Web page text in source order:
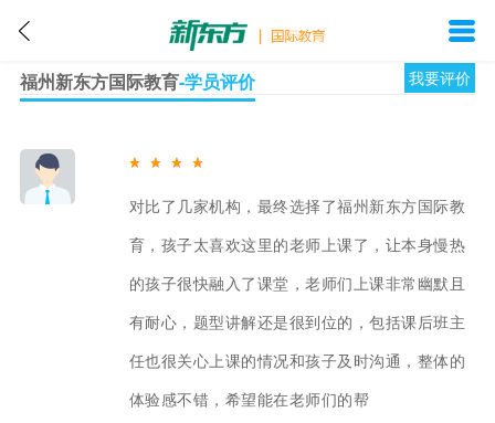
福州新东方国际教育-学员评价 我要评价
对比了几家机构，最终选择了福州新东方国际教
育，孩子太喜欢这里的老师上课了，让本身慢热
的孩子很快融入了课堂，老师们上课非常幽默且
有耐心，题型讲解还是很到位的，包括课后班主
任也很关心上课的情况和孩子及时沟通，整体的
体验感不错，希望能在老师们的帮